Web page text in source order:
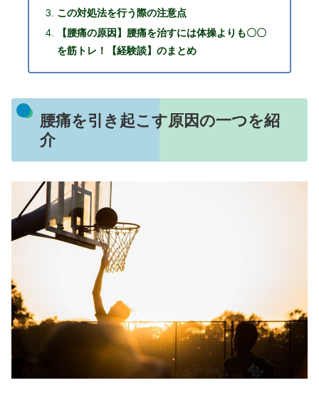
この対処法を行う際の注意点
【腰痛の原因】腰痛を治すには体操よりも〇〇
を筋トレ！【経験談】のまとめ
腰痛を引き起こす原因の一つを紹
介